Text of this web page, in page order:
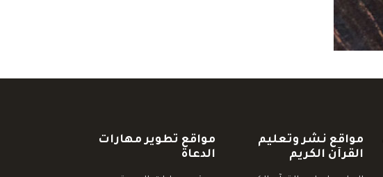
مواقع نشر وتعليم
القرآن الكريم
مواقع تطوير مهارات
الدعاة